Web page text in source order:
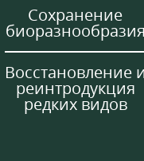
Сохранение
Восстановление
реинтродукция
редких видов